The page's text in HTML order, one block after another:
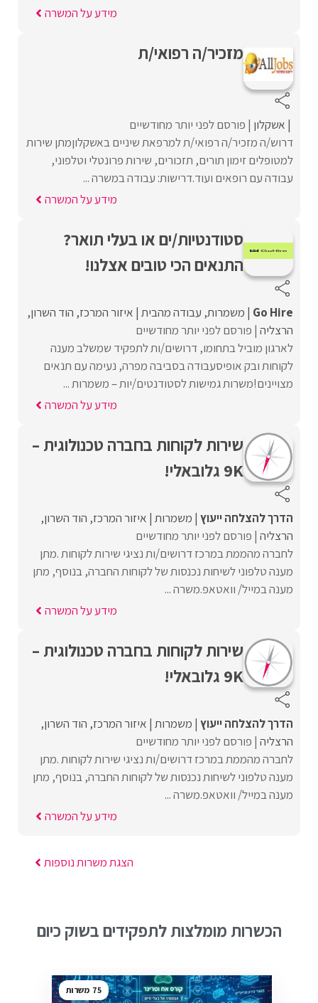
מידע על המשרה
מזכיר/ה רפואי/ת
אשקלון פורסם לפני יותר מחודשיים
דרוש/ה מזכיר/ה רפואי/ת למרפאת שיניים באשקלוןמתן שירות
למטופלים זימון תורים, תזכורים, שירות פרונטלי וטלפוני,
עבודה עם רופאים ועוד.דרישות: עבודה במשרה ...
מידע על המשרה
סטודנטיות/ים או בעלי תואר?
התנאים הכי טובים אצלנו!
Go Hire משמרות עבודה מהבית איזור המרכז הוד השרון
הרצליה פורסם לפני יותר מחודשיים
לארגון מוביל בתחומו, דרושים/ות לתפקיד שמשלב מענה
לקוחות ובק אופיסעבודה בסביבה מפרה, נעימה עם תנאים
מצויינים!משרות גמישות לסטודנטים/יות – משמרות ...
מידע על המשרה
שירות לקוחות בחברה טכנולוגית –
9K גלובאלי!
הדרך להצלחה ייעוץ משמרות איזור המרכז הוד השרון
הרצליה פורסם לפני יותר מחודשיים
לחברה מהממת במרכז דרושים/ות נציגי שירות לקוחות .מתן
מענה טלפוני לשיחות נכנסות של לקוחות החברה, בנוסף, מתן
מענה במייל/ וואטאפ.משרה ...
מידע על המשרה
שירות לקוחות בחברה טכנולוגית –
9K גלובאלי!
הדרך להצלחה ייעוץ משמרות איזור המרכז הוד השרון
הרצליה פורסם לפני יותר מחודשיים
לחברה מהממת במרכז דרושים/ות נציגי שירות לקוחות .מתן
מענה טלפוני לשיחות נכנסות של לקוחות החברה, בנוסף, מתן
מענה במייל/ וואטאפ.משרה ...
מידע על המשרה
הצגת משרות נוספות
הכשרות מומלצות לתפקידים בשוק כיום
75